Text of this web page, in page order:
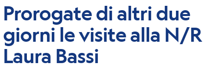
Prorogate di altri due
giorni le visite alla N/R
Laura Bassi